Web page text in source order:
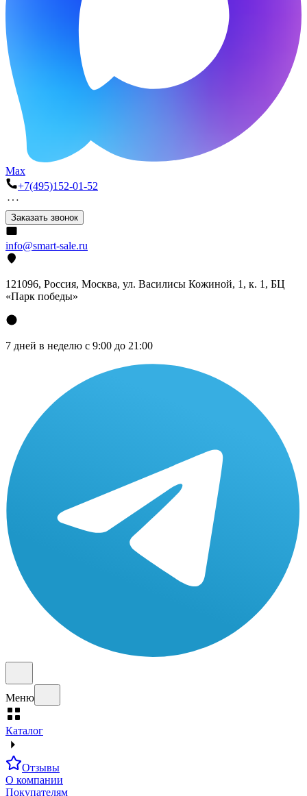
Max
+7(495)152-01-52
Заказать звонок
info@smart-sale.ru
121096, Россия, Москва, ул. Василисы Кожиной, 1, к. 1, БЦ
«Парк победы»
7 дней в неделю с 9:00 до 21:00
Меню
Каталог
Отзывы
О компании
Покупателям